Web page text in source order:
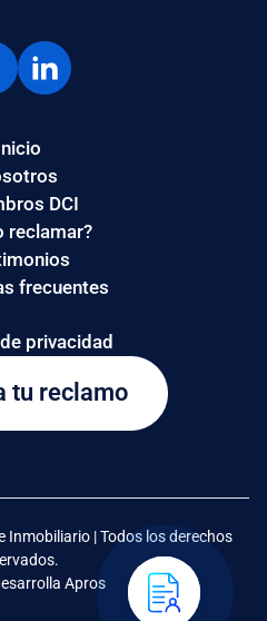
tu reclamo
DCI
reclamar?
frecuentes
privacidad
Inmobiliario | Todos los derechos
Apros